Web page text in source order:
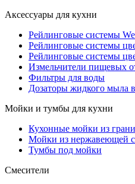
Аксессуары для кухни
Рейлинговые системы
Рейлинговые системы
Рейлинговые системы
Измельчители пищевых
Фильтры для воды
Дозаторы жидкого мыла
Мойки и тумбы для кухни
Кухонные мойки из
Мойки из нержавеющей
Тумбы под мойки
Смесители